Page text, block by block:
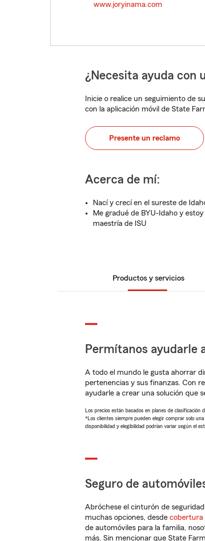
www.joryinama.com
¿Necesita ayuda con
Inicie o realice un seguimiento de
con la aplicación móvil de State
Presente un reclamo
Acerca de mí:
Nací y crecí en el sureste de
Me gradué de BYU-Idaho y
maestría de ISU
Productos y servicios
Permítanos ayudarle
A todo el mundo le gusta ahorrar
pertenencias y sus finanzas. Con
ayudarle a crear una solución que
Los precios están basados en planes de clasificación
*Los clientes siempre pueden elegir comprar solo
disponibilidad y elegibilidad podrían variar según el
Seguro de
Abróchese el cinturón de
muchas opciones, desde cobertura
de automóviles para la familia,
más. Sin mencionar que State